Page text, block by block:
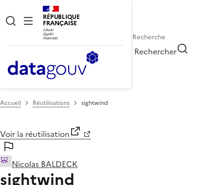
RÉPUBLIQUE
FRANÇAISE
Rechercher
Accueil Réutilisations sightwind
Voir la réutilisation
Nicolas BALDECK
sightwind